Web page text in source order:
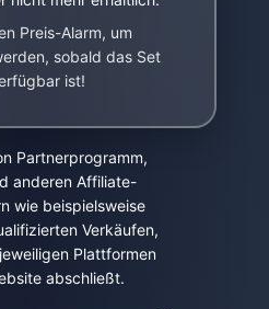
Preis-Alarm, um
sobald das Set
ist!
Partnerprogramm,
anderen Affiliate-
wie beispielsweise
Verkäufen,
Plattformen
abschließt.